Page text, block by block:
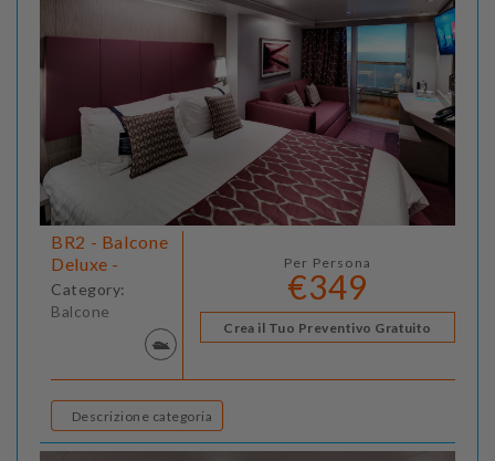
BR2 - Balcone
Deluxe -
Category:
Balcone
Per Persona
€349
Crea il Tuo Preventivo Gratuito
Descrizione categoria